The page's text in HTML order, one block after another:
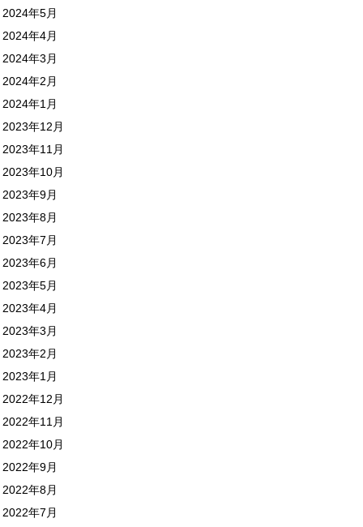
2024年5月
2024年4月
2024年3月
2024年2月
2024年1月
2023年12月
2023年11月
2023年10月
2023年9月
2023年8月
2023年7月
2023年6月
2023年5月
2023年4月
2023年3月
2023年2月
2023年1月
2022年12月
2022年11月
2022年10月
2022年9月
2022年8月
2022年7月